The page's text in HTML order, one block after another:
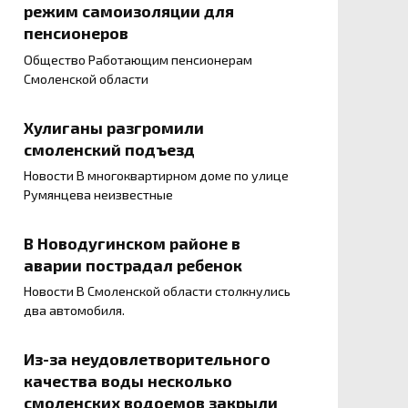
режим самоизоляции для
пенсионеров
Общество Работающим пенсионерам
Смоленской области
Хулиганы разгромили
смоленский подъезд
Новости В многоквартирном доме по улице
Румянцева неизвестные
В Новодугинском районе в
аварии пострадал ребенок
Новости В Смоленской области столкнулись
два автомобиля.
Из-за неудовлетворительного
качества воды несколько
смоленских водоемов закрыли